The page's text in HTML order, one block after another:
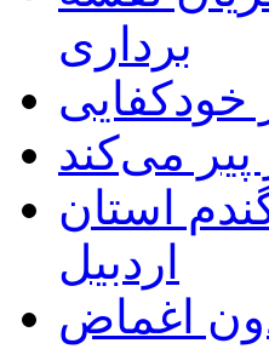
برداری
خودکفایی
پیر می‌کند
استان
اردبیل
اغماض